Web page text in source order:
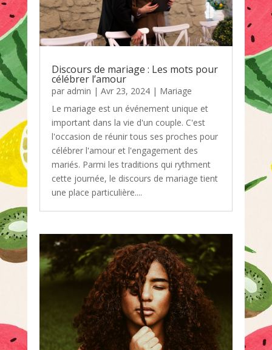
Discours de mariage : Les mots pour
célébrer l’amour
par admin | Avr 23, 2024| Mariage
Le mariage est un événement unique et
important dans la vie d'un couple. C'est
l'occasion de réunir tous ses proches pour
célébrer l'amour et l'engagement des
mariés. Parmi les traditions qui rythment
cette journée, le discours de mariage tient
une place particulière....